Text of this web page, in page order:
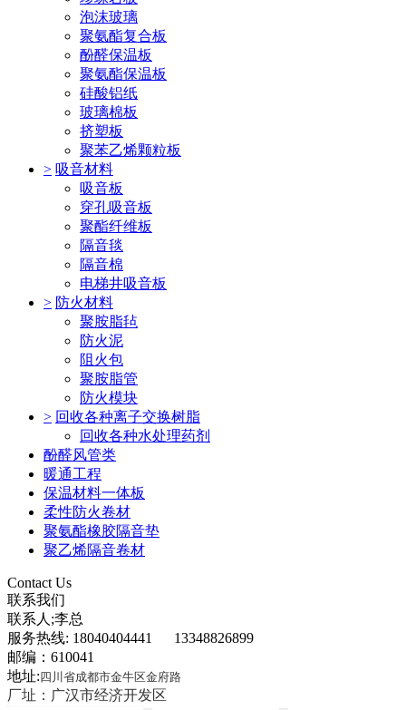
泡沫玻璃
聚氨酯复合板
酚醛保温板
聚氨酯保温板
硅酸铝纸
玻璃棉板
挤塑板
聚苯乙烯颗粒板
> 吸音材料
吸音板
穿孔吸音板
聚酯纤维板
隔音毯
隔音棉
电梯井吸音板
> 防火材料
聚胺脂毡
防火泥
阻火包
聚胺脂管
防火模块
> 回收各种离子交换树脂
回收各种水处理药剂
酚醛风管类
暖通工程
保温材料一体板
柔性防火卷材
聚氨酯橡胶隔音垫
聚乙烯隔音卷材
Contact Us
联系我们
联系人;李总
服务热线: 18040404441 13348826899
邮编：610041
地址:四川省成都市金牛区金府路
厂址：广汉市经济开发区